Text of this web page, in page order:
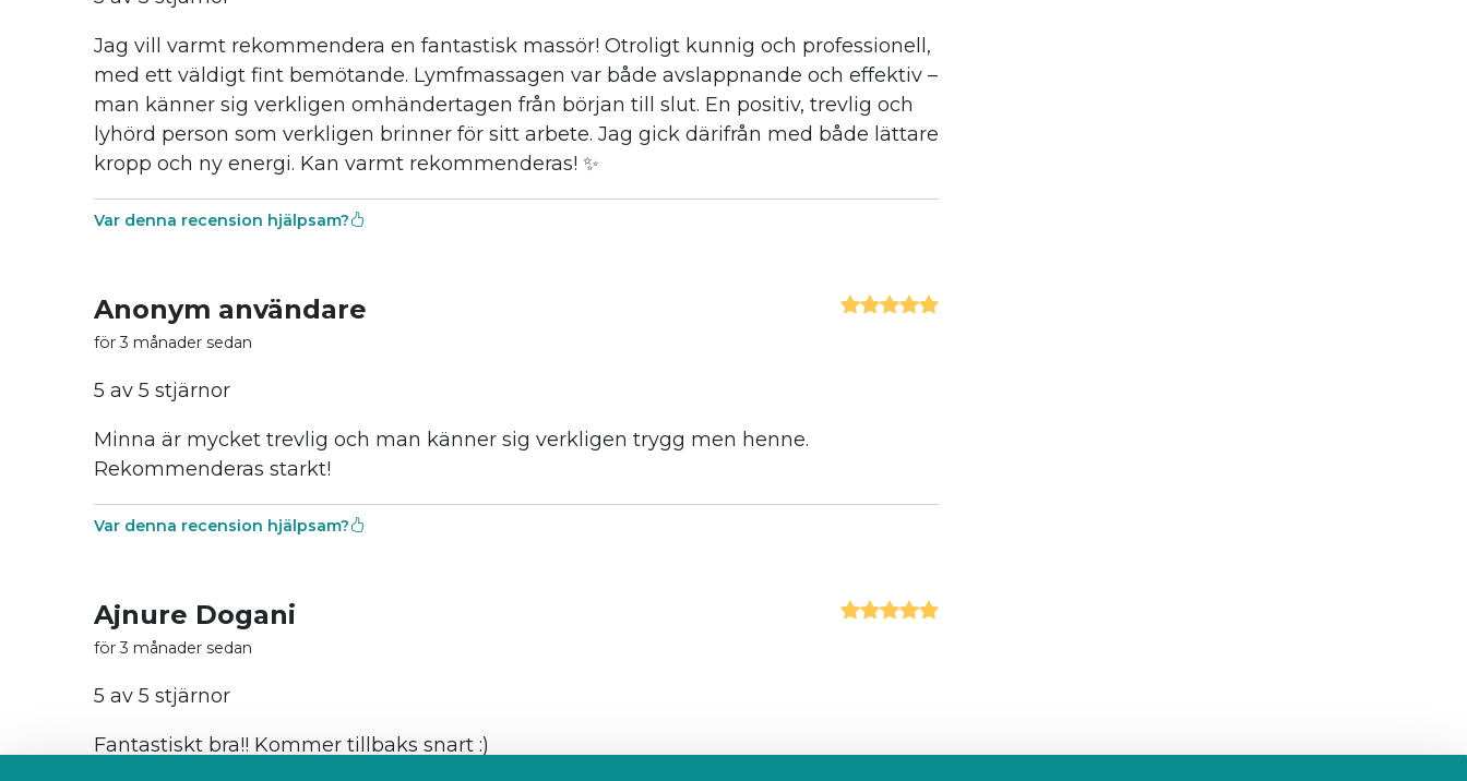
Jag vill varmt rekommendera en fantastisk massör! Otroligt kunnig och professionell,
med ett väldigt fint bemötande. Lymfmassagen var både avslappnande och effektiv –
man känner sig verkligen omhändertagen från början till slut. En positiv, trevlig och
lyhörd person som verkligen brinner för sitt arbete. Jag gick därifrån med både lättare
kropp och ny energi. Kan varmt rekommenderas! ✨
Var denna recension hjälpsam?
Anonym användare
för 3 månader sedan
5 av 5 stjärnor
Minna är mycket trevlig och man känner sig verkligen trygg men henne.
Rekommenderas starkt!
Var denna recension hjälpsam?
Ajnure Dogani
för 3 månader sedan
5 av 5 stjärnor
Fantastiskt bra!! Kommer tillbaks snart :)